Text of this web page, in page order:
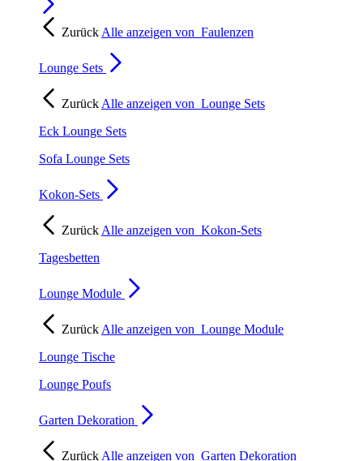
Zurück Alle anzeigen von Faulenzen
Lounge Sets
Zurück Alle anzeigen von Lounge Sets
Eck Lounge Sets
Sofa Lounge Sets
Kokon-Sets
Zurück Alle anzeigen von Kokon-Sets
Tagesbetten
Lounge Module
Zurück Alle anzeigen von Lounge Module
Lounge Tische
Lounge Poufs
Garten Dekoration
Zurück Alle anzeigen von Garten Dekoration